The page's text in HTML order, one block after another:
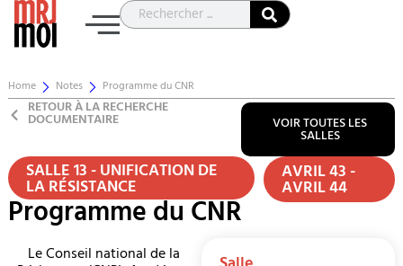
Home Notes Programme du CNR
RETOUR À LA RECHERCHE
DOCUMENTAIRE VOIR TOUTES LES
SALLES
SALLE 13 - UNIFICATION DE
LA RÉSISTANCE AVRIL 43 -
AVRIL 44
Programme du CNR
Le Conseil national de la